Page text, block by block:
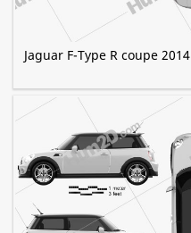
Jaguar F-Type R coupe 2014